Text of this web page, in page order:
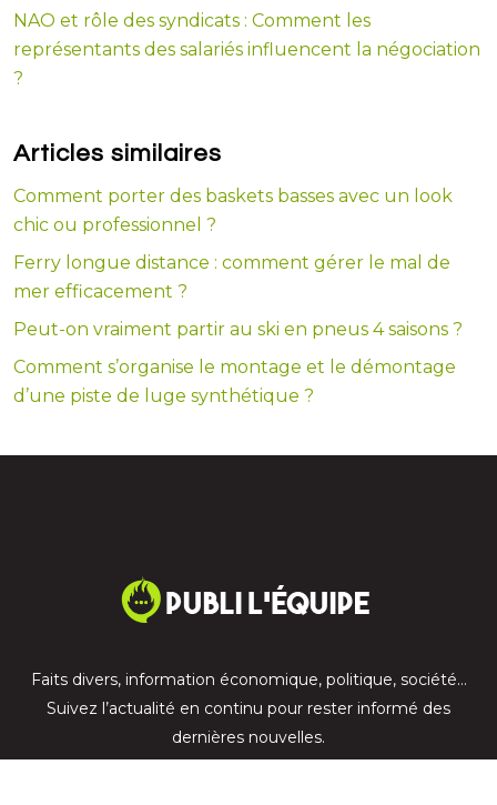
NAO et rôle des syndicats : Comment les
représentants des salariés influencent la négociation
?
Articles similaires
Comment porter des baskets basses avec un look
chic ou professionnel ?
Ferry longue distance : comment gérer le mal de
mer efficacement ?
Peut-on vraiment partir au ski en pneus 4 saisons ?
Comment s’organise le montage et le démontage
d’une piste de luge synthétique ?
Faits divers, information économique, politique, société…
Suivez l’actualité en continu pour rester informé des
dernières nouvelles.